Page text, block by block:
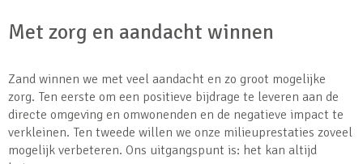
Met zorg en aandacht winnen
Zand winnen we met veel aandacht en zo groot mogelijke
zorg. Ten eerste om een positieve bijdrage te leveren aan de
directe omgeving en omwonenden en de negatieve impact te
verkleinen. Ten tweede willen we onze milieuprestaties zoveel
mogelijk verbeteren. Ons uitgangspunt is: het kan altijd